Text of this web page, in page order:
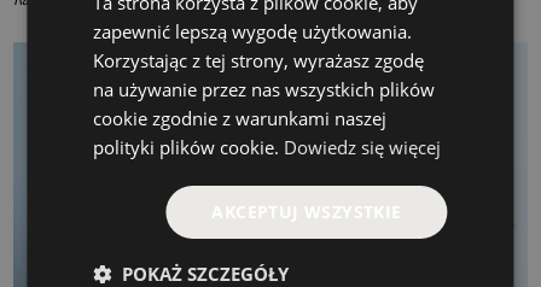
zapewnić lepszą wygodę użytkowania.
Korzystając z tej strony, wyrażasz zgodę
na używanie przez nas wszystkich plików
cookie zgodnie z warunkami naszej
polityki plików cookie. Dowiedz się więcej
AKCEPTUJ WSZYSTKIE
POKAŻ SZCZEGÓŁY